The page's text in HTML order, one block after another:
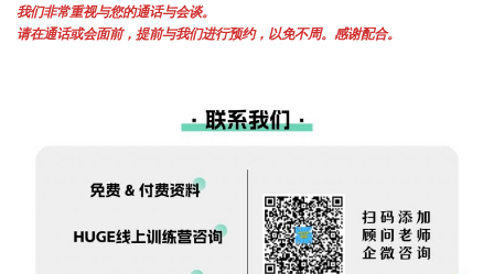
我们非常重视与您的通话与会谈。
请在通话或会面前，提前与我们进行预约，以免不周。感谢配合。